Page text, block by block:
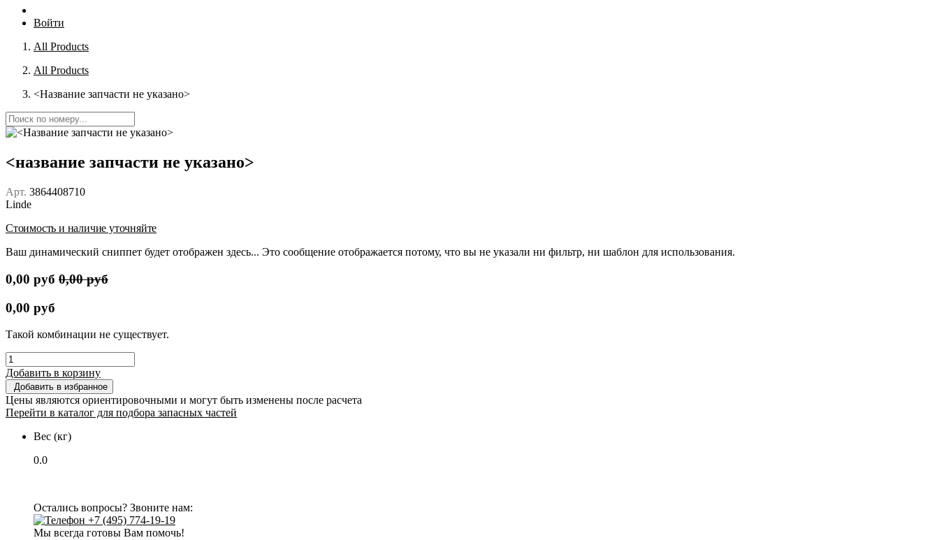
Войти
All Products
All Products
<Название запчасти не указано>
<название запчасти не указано>
Арт. 3864408710
Linde
Стоимость и наличие уточняйте
Ваш динамический сниппет будет отображен здесь... Это сообщение отображается потому, что вы не указали ни фильтр, ни шаблон для использования.
0,00 руб 0,00руб
0,00 руб
Такой комбинации не существует.
Добавить в корзину
Добавить в избранное
Цены являются ориентировочными и могут быть изменены после расчета
Перейти в каталог для подбора запасных частей
Вес (кг)
0.0
Остались вопросы? Звоните нам:
+7 (495) 774-19-19
Мы всегда готовы Вам помочь!